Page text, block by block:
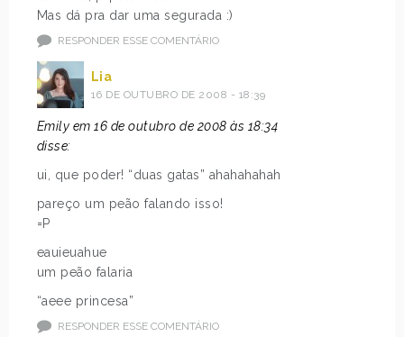
Mas dá pra dar uma segurada :)
RESPONDER ESSE COMENTÁRIO
Lia
16 DE OUTUBRO DE 2008 - 18:39
Emily em 16 de outubro de 2008 às 18:34
disse:
ui, que poder! “duas gatas” ahahahahah
pareço um peão falando isso!
=P
eauieuahue
um peão falaria
“aeee princesa”
RESPONDER ESSE COMENTÁRIO